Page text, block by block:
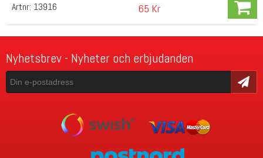
Artnr: 13916 65 Kr
Nyhetsbrev - Nyheter och erbjudanden
Skicka